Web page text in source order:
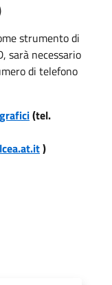
strumento di
sarà necessario
di telefono
(tel.
)